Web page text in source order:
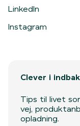
LinkedIn
Instagram
Clever i
Tips til livet
vej,
opladning.